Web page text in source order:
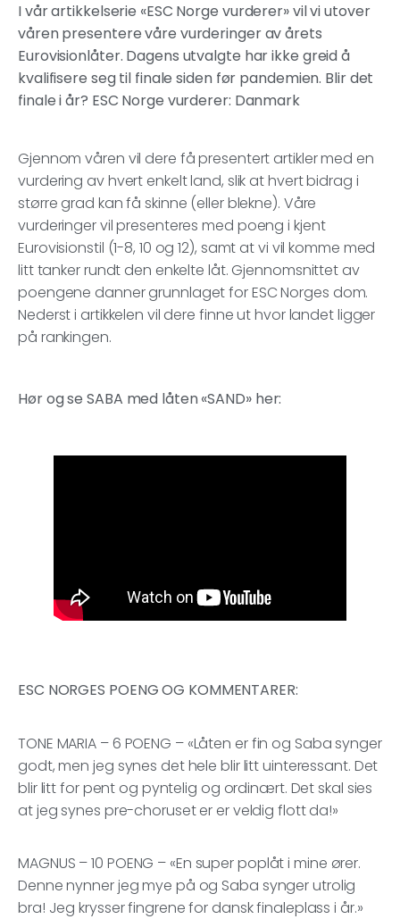
I vår artikkelserie «ESC Norge vurderer» vil vi utover
våren presentere våre vurderinger av årets
Eurovisionlåter. Dagens utvalgte har ikke greid å
kvalifisere seg til finale siden før pandemien. Blir det
finale i år? ESC Norge vurderer: Danmark
Gjennom våren vil dere få presentert artikler med en
vurdering av hvert enkelt land, slik at hvert bidrag i
større grad kan få skinne (eller blekne). Våre
vurderinger vil presenteres med poeng i kjent
Eurovisionstil (1-8, 10 og 12), samt at vi vil komme med
litt tanker rundt den enkelte låt. Gjennomsnittet av
poengene danner grunnlaget for ESC Norges dom.
Nederst i artikkelen vil dere finne ut hvor landet ligger
på rankingen.
Hør og se SABA med låten «SAND» her:
ESC NORGES POENG OG KOMMENTARER:
TONE MARIA – 6 POENG – «Låten er fin og Saba synger
godt, men jeg synes det hele blir litt uinteressant. Det
blir litt for pent og pyntelig og ordinært. Det skal sies
at jeg synes pre-choruset er er veldig flott da!»
MAGNUS – 10 POENG – «En super poplåt i mine ører.
Denne nynner jeg mye på og Saba synger utrolig
bra! Jeg krysser fingrene for dansk finaleplass i år.»